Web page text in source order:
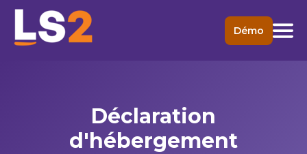
Démo
Déclaration
d'hébergement